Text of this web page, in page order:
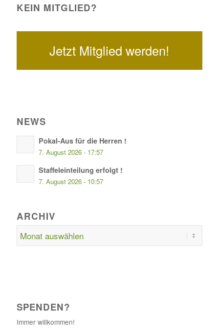
KEIN MITGLIED?
Jetzt Mitglied werden!
NEWS
Pokal-Aus für die Herren !
7. August 2026 - 17:57
Staffeleinteilung erfolgt !
7. August 2026 - 10:57
ARCHIV
SPENDEN?
Immer willkommen!